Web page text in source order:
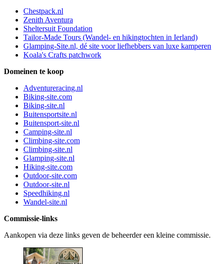
Chestpack.nl
Zenith Aventura
Sheltersuit Foundation
Tailor-Made Tours (Wandel- en hikingtochten in Ierland)
Glamping-Site.nl, dé site voor liefhebbers van luxe kamperen
Koala's Crafts patchwork
Domeinen te koop
Adventureracing.nl
Biking-site.com
Biking-site.nl
Buitensportsite.nl
Buitensport-site.nl
Camping-site.nl
Climbing-site.com
Climbing-site.nl
Glamping-site.nl
Hiking-site.com
Outdoor-site.com
Outdoor-site.nl
Speedhiking.nl
Wandel-site.nl
Commissie-links
Aankopen via deze links geven de beheerder een kleine commissie.